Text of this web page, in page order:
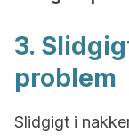
3.
problem
Slidgigt i